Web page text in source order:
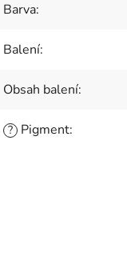
Barva:
Balení:
Obsah balení:
? Pigment: